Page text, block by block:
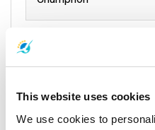
This website uses cookies
We use cookies to